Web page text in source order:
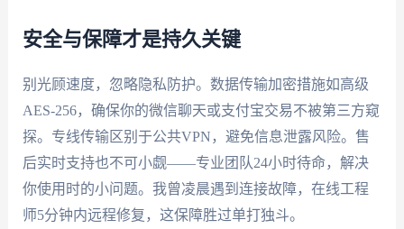
安全与保障才是持久关键
别光顾速度，忽略隐私防护。数据传输加密措施如高级
AES-256，确保你的微信聊天或支付宝交易不被第三方窥
探。专线传输区别于公共VPN，避免信息泄露风险。售
后实时支持也不可小觑——专业团队24小时待命，解决
你使用时的小问题。我曾凌晨遇到连接故障，在线工程
师5分钟内远程修复，这保障胜过单打独斗。